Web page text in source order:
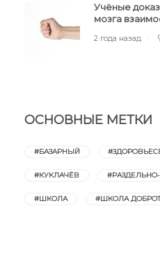
Учёные
мозга
2 года назад
ОСНОВНЫЕ МЕТКИ
#БАЗАРНЫЙ
#КУКЛАЧЁВ
#ШКОЛА #ШКОЛА